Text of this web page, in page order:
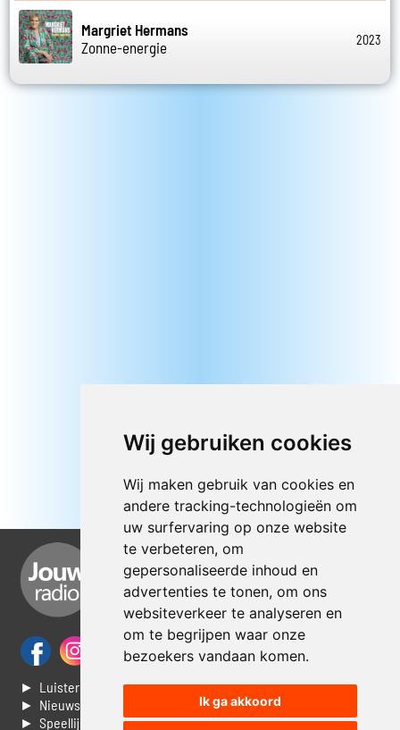
Wij gebruiken cookies
Wij maken gebruik van cookies en
andere tracking-technologieën om
uw surfervaring op onze website
te verbeteren, om
gepersonaliseerde inhoud en
advertenties te tonen, om ons
websiteverkeer te analyseren en
om te begrijpen waar onze
bezoekers vandaan komen.
Ik ga akkoord
Margriet Hermans
Zonne-energie
2023
► Luisteren naar Jouwradio
► Nieuws
► Speellijst